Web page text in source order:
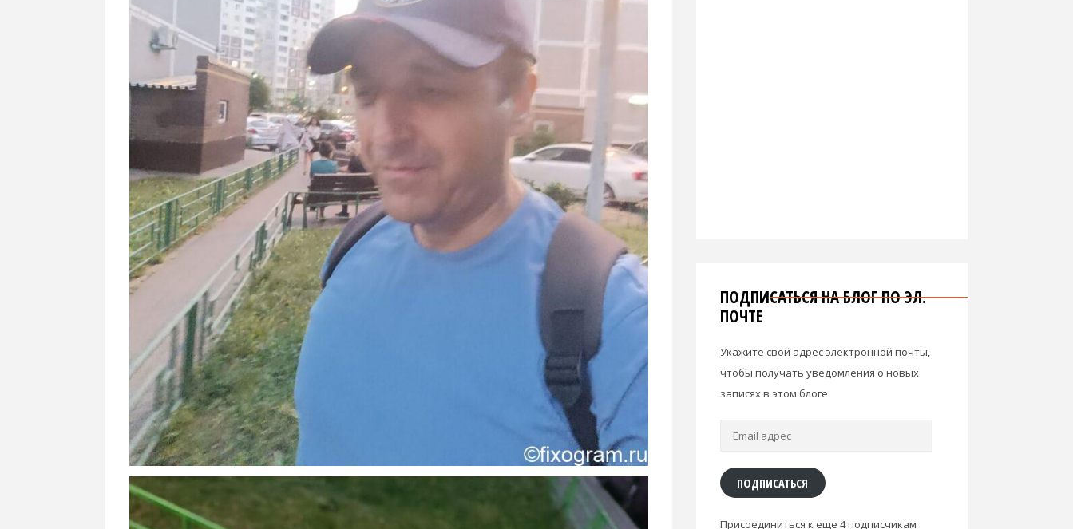
ПОДПИСАТЬСЯ НА БЛОГ ПО ЭЛ.
ПОЧТЕ
Укажите свой адрес электронной почты,
чтобы получать уведомления о новых
записях в этом блоге.
Email
ПОДПИСАТЬСЯ
Присоединиться к еще 4 подписчикам